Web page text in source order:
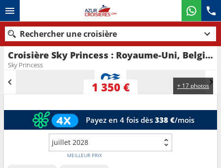
Croisière Sky Princess : Royaume-Uni, Belgique, Norvège, Danemark au départ de Southampton
Sky Princess
+ 17 photos
1 350 €
Payez en 4 fois dès 338 €/mois
juillet 2028
MEILLEUR PRIX
Rechercher une croisière
Nos destinations
Rechercher